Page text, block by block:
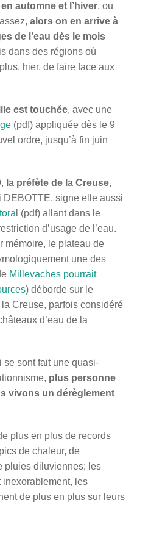
automne et l’hiver, ou
alors on en arrive à
de l’eau dès le mois
dans des régions où
hier, de faire face aux
est touchée, avec une
(pdf) appliquée dès le 9
ordre, jusqu’à fin juin
la préfète de la Creuse,
DEBOTTE, signe elle aussi
l (pdf) allant dans le
d’usage de l’eau.
mémoire, le plateau de
une des
Millevaches pourrait
) déborde sur le
Creuse, parfois considéré
d’eau de la
se sont fait une quasi-
plus personne
vivons un dérèglement
plus en plus de records
de chaleur, de
pluies diluviennes; les
les
de plus en plus sur leurs